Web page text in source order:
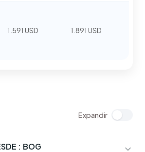
1.591 USD 1.891 USD
: BOG